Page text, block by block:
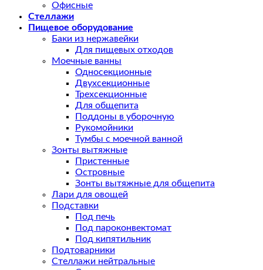
Офисные
Стеллажи
Пищевое оборудование
Баки из нержавейки
Для пищевых отходов
Моечные ванны
Односекционные
Двухсекционные
Трехсекционные
Для общепита
Поддоны в уборочную
Рукомойники
Тумбы с моечной ванной
Зонты вытяжные
Пристенные
Островные
Зонты вытяжные для общепита
Лари для овощей
Подставки
Под печь
Под пароконвектомат
Под кипятильник
Подтоварники
Стеллажи нейтральные